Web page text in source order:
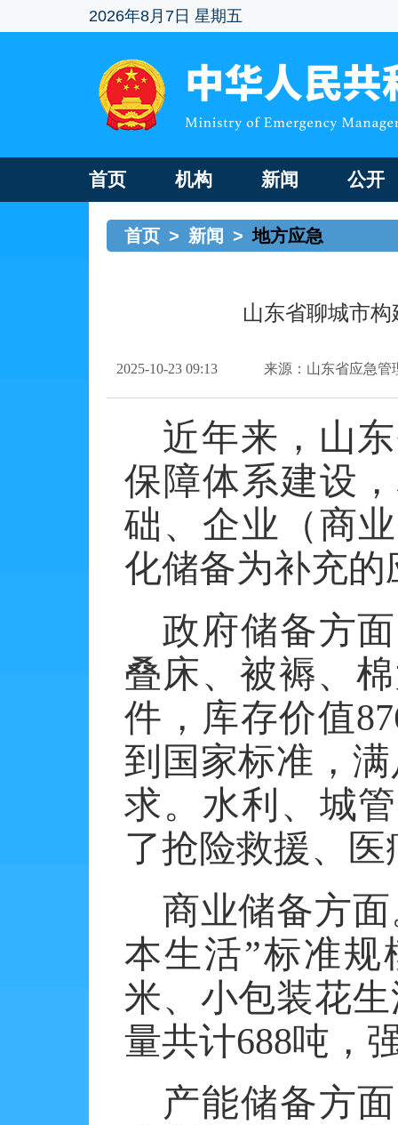
2026年8月7日 星期五
首页 机构 新闻 公开
首页 > 新闻 > 地方应急
山东省聊城市
2025-10-23 09:13 来源：山东省应急管
近年来，山
保障体系建设
础、企业（商
化储备为补充
政府储备方
叠床、被褥、
件，库存价值
到国家标准，
求。水利、城
了抢险救援、
商业储备方
本生活”标准
米、小包装花
量共计688吨，
产能储备方